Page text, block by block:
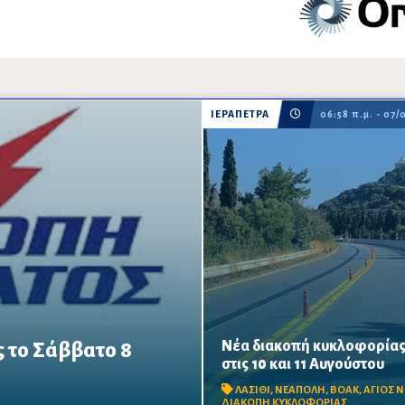
Σάββατο 8
τεχνικών
ΙΕΡΑΠΕΤΡΑ 06:58 π.μ. - 07/
Νέα διακοπή
στις 10 και 11 Αυγούστου
ΛΑΣΙΘΙ , ΝΕΑΠΟΛΗ , ΒΟΑΚ,ΑΓΙΟΣ
Κλειστό από τις 09:00 έως τις
Αγίου Νικολάου–Νεάπολης,
γέφυρας Ξηροποτάμου, λόγω
απομάκρυνσης επισφαλών